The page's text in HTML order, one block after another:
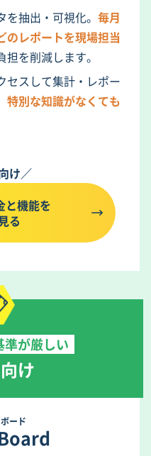
抽出・可視化。 毎月
のレポートを現場担当
を削減します。
セスして集計・レポー
特別な知識がなくても
け／
と機能を
る
準が厳しい
け
ード